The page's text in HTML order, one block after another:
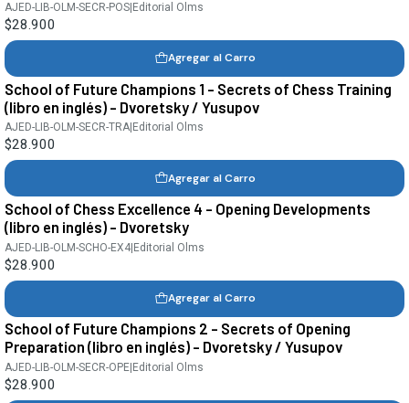
AJED-LIB-OLM-SECR-POS Editorial Olms
$28.900
Agregar al Carro
School of Future Champions 1 - Secrets of Chess Training
(libro en inglés) - Dvoretsky / Yusupov
AJED-LIB-OLM-SECR-TRA Editorial Olms
$28.900
Agregar al Carro
School of Chess Excellence 4 - Opening Developments
(libro en inglés) - Dvoretsky
AJED-LIB-OLM-SCHO-EX4|Editorial Olms
$28.900
Agregar al Carro
School of Future Champions 2 - Secrets of Opening
Preparation (libro en inglés) - Dvoretsky / Yusupov
AJED-LIB-OLM-SECR-OPE Editorial Olms
$28.900